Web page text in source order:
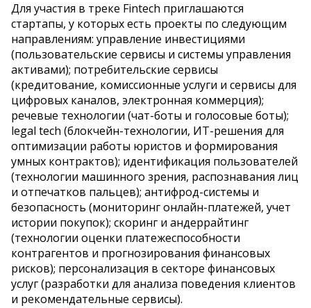
Для участия в треке Fintech приглашаются
стартапы, у которых есть проекты по следующим
направлениям: управление инвестициями
(пользовательские сервисы и системы управления
активами); потребительские сервисы
(кредитование, комиссионные услуги и сервисы для
цифровых каналов, электронная коммерция);
речевые технологии (чат-боты и голосовые боты);
legal tech (блокчейн-технологии, ИТ-решения для
оптимизации работы юристов и формирования
умных контрактов); идентификация пользователей
(технологии машинного зрения, распознавания лиц
и отпечатков пальцев); антифрод-системы и
безопасность (мониторинг онлайн-платежей, учет
истории покупок); скоринг и андеррайтинг
(технологии оценки платежеспособности
контрагентов и прогнозирования финансовых
рисков); персонализация в секторе финансовых
услуг (разработки для анализа поведения клиентов
и рекомендательные сервисы).